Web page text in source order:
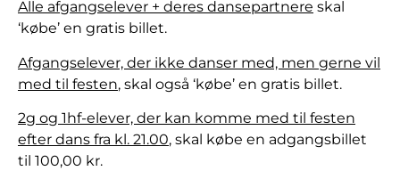
Alle afgangselever + deres dansepartnere skal
‘købe’ en gratis billet.
Afgangselever, der ikke danser med, men gerne vil
med til festen, skal også ‘købe’ en gratis billet.
2g og 1hf-elever, der kan komme med til festen
efter dans fra kl. 21.00, skal købe en adgangsbillet
til 100,00 kr.